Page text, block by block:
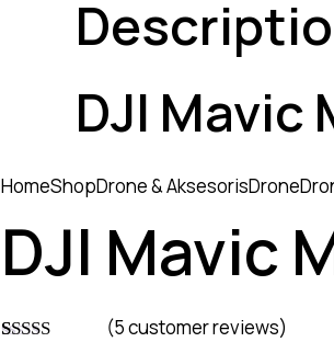
HomeShopDrone & AksesorisDrone
DJI Mavic
(5customer reviews)
DJI Mavic